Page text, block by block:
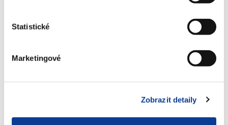
Statistické
Marketingové
Zobrazit detaily
Doporučeno2979 ×